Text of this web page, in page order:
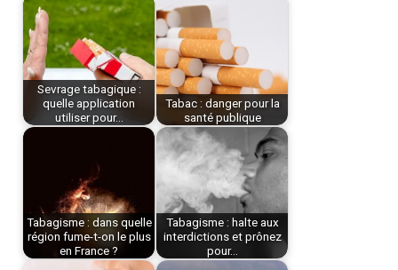
Sevrage tabagique :
quelle application
utiliser pour…
Tabac : danger pour la
santé publique
Tabagisme : dans quelle
région fume-t-on le plus
en France ?
Tabagisme : halte aux
interdictions et prônez
pour…